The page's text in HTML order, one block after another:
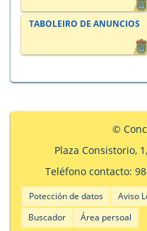
TABOLEIRO DE ANUNCIOS
©
Plaza Consistorio,
Teléfono contacto:
Potección de datos Aviso
Buscador
Área persoal